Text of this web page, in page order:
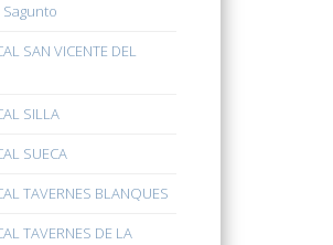
SAN VICENTE DEL
SILLA
SUECA
TAVERNES BLANQUES
TAVERNES DE LA